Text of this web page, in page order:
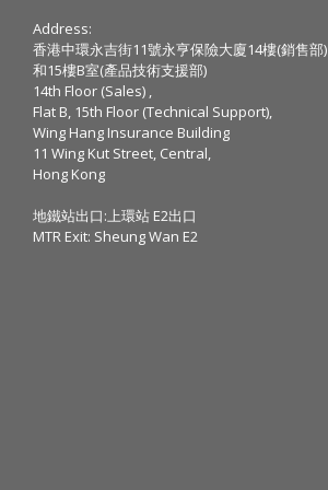
Address:
香港中環永吉街11號永亨保險大廈14樓(銷售部)
和15樓B室(產品技術支援部)
14th Floor (Sales) ,
Flat B, 15th Floor (Technical Support),
Wing Hang Insurance Building
11 Wing Kut Street, Central,
Hong Kong
地鐵站出口:上環站 E2出口
MTR Exit: Sheung Wan E2